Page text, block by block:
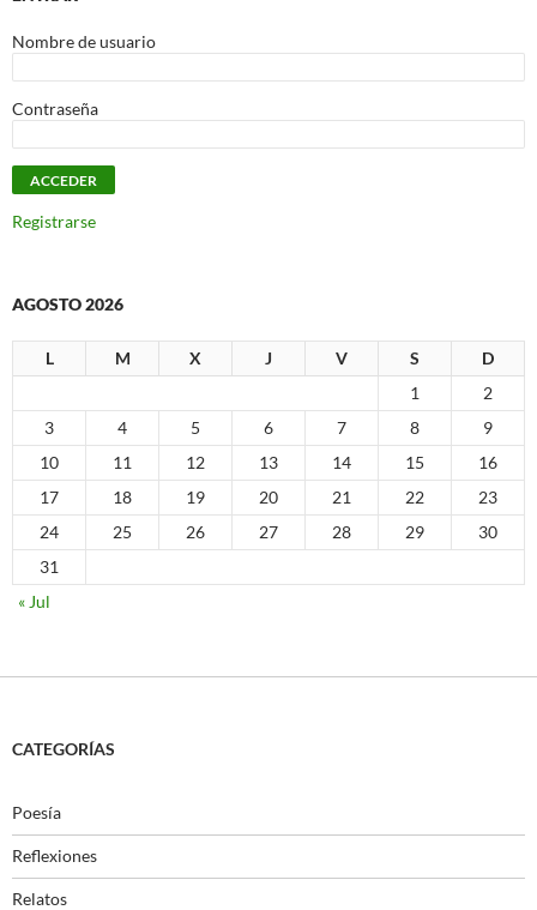
Nombre de usuario
Contraseña
Registrarse
AGOSTO 2026
L M X J V S
D
1
2
3
4 5 6 7 8
9
10
11 12 13 14 15
16
17
18 19 20 21 22
23
24
25 26 27 28 29
30
31
« Jul
CATEGORÍAS
Poesía
Reflexiones
Relatos